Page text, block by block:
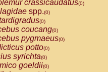
crassicaudatus(0)
spp.(0)
(0)
coucang(0)
pygmaeus(0)
potto(0)
syrichta(0)
goeldii(0)